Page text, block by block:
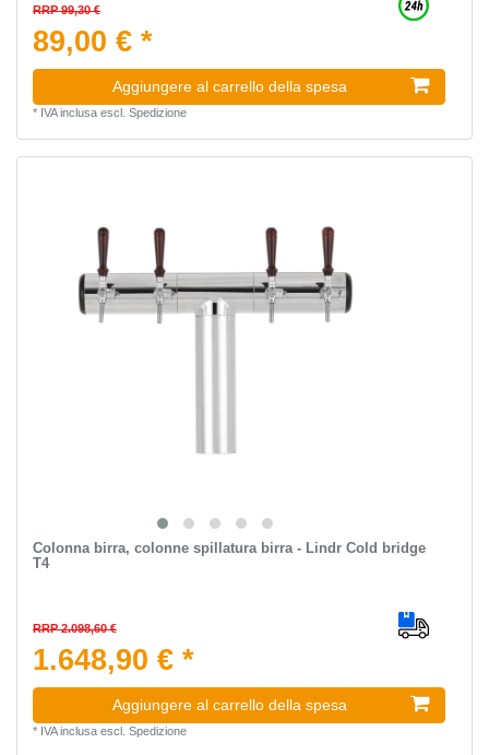
RRP 99,30 €
89,00 € *
Aggiungere al carrello della spesa
* IVA inclusaescl. Spedizione
Colonna birra, colonne spillatura birra - Lindr Cold bridge
T4
RRP 2.098,60 €
1.648,90 € *
Aggiungere al carrello della spesa
* IVA inclusaescl. Spedizione